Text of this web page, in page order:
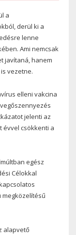
a
derül ki a
lenne
Ami nemcsak
javítaná, hanem
vezetne.
elleni vakcina
jelenti az
évvel csökkenti a
egész
Célokkal
megközelítésű
alapvető